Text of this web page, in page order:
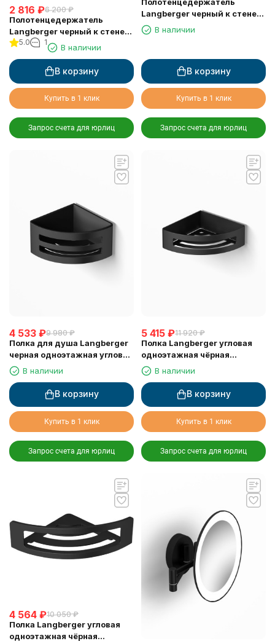
2 816 ₽6 200 ₽
Полотенцедержатель
Langberger черный к стене
"полуовал" 11338A-BP
5.0 1
В наличии
В корзину
Купить в 1 клик
Запрос счета для юрлиц
Langberger черный к стене
одинарный 45 см 30001D-
BP
В наличии
В корзину
Купить в 1 клик
Запрос счета для юрлиц
4 533 ₽9 980 ₽
Полка для душа Langberger
черная одноэтажная угловая
с пластиком 75660-BPC
В наличии
В корзину
Купить в 1 клик
Запрос счета для юрлиц
5 415 ₽11 920 ₽
Полка Langberger угловая
одноэтажная чёрная
матовая 75260-BPC
В наличии
В корзину
Купить в 1 клик
Запрос счета для юрлиц
4 564 ₽10 050 ₽
Полка Langberger угловая
одноэтажная чёрная